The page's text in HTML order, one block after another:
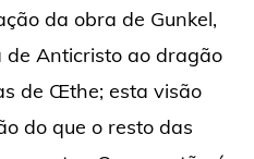
da obra de Gunkel,
Anticristo ao dragão
de Œthe; esta visão
do que o resto das